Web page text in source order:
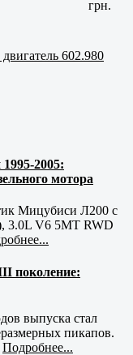
грн.
602.980
2005:
мотора
Мицубиси Л200 с
3.0L V6 5MT RWD
поколение:
выпуска стал
пикапов.
Подробнее...